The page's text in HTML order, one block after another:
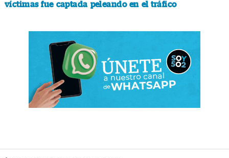
víctimas fue captada peleando en el tráfico